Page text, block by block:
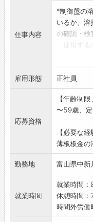
仕事内容
*制御盤の
いるか、溶
の確認・検
作業服は
【仕事内容
業務範囲】
※応募され
状」の交
ださい。
雇用形態 正社員
応募資格
【年齢制
〜59歳、
【必要な経
薄板板金の
勤務地 富山県中
就業時間
就業時間
休憩時間：
時間外労